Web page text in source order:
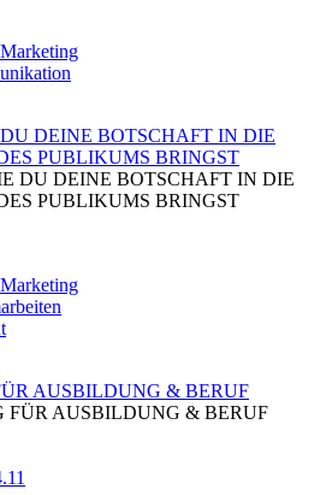
DEINE BOTSCHAFT IN DIE
PUBLIKUMS BRINGST
AUSBILDUNG & BERUF